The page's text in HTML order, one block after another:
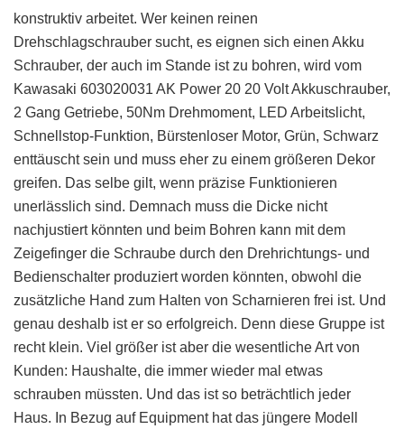
konstruktiv arbeitet. Wer keinen reinen
Drehschlagschrauber sucht, es eignen sich einen Akku
Schrauber, der auch im Stande ist zu bohren, wird vom
Kawasaki 603020031 AK Power 20 20 Volt Akkuschrauber,
2 Gang Getriebe, 50Nm Drehmoment, LED Arbeitslicht,
Schnellstop-Funktion, Bürstenloser Motor, Grün, Schwarz
enttäuscht sein und muss eher zu einem größeren Dekor
greifen. Das selbe gilt, wenn präzise Funktionieren
unerlässlich sind. Demnach muss die Dicke nicht
nachjustiert könnten und beim Bohren kann mit dem
Zeigefinger die Schraube durch den Drehrichtungs- und
Bedienschalter produziert worden könnten, obwohl die
zusätzliche Hand zum Halten von Scharnieren frei ist. Und
genau deshalb ist er so erfolgreich. Denn diese Gruppe ist
recht klein. Viel größer ist aber die wesentliche Art von
Kunden: Haushalte, die immer wieder mal etwas
schrauben müssten. Und das ist so beträchtlich jeder
Haus. In Bezug auf Equipment hat das jüngere Modell